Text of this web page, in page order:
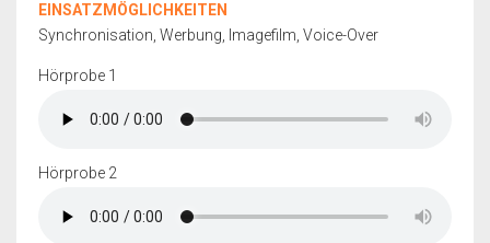
EINSATZMÖGLICHKEITEN
Synchronisation, Werbung, Imagefilm, Voice-Over
Hörprobe 1
Hörprobe 2